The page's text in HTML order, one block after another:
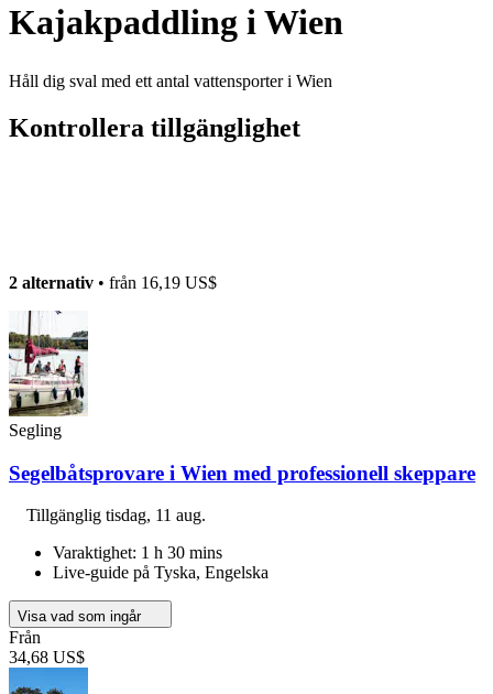
Kajakpaddling i Wien
Håll dig sval med ett antal vattensporter i Wien
Kontrollera tillgänglighet
2 alternativ • från 16,19 US$
Segling
Segelbåtsprovare i Wien med professionell skeppare
Tillgänglig tisdag, 11 aug.
Varaktighet: 1 h 30 mins
Live-guide på Tyska, Engelska
Visa vad som ingår
Från
34,68 US$